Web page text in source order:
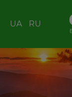
UA RU